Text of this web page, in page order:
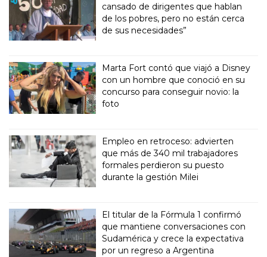
cansado de dirigentes que hablan
de los pobres, pero no están cerca
de sus necesidades”
Marta Fort contó que viajó a Disney
con un hombre que conoció en su
concurso para conseguir novio: la
foto
Empleo en retroceso: advierten
que más de 340 mil trabajadores
formales perdieron su puesto
durante la gestión Milei
El titular de la Fórmula 1 confirmó
que mantiene conversaciones con
Sudamérica y crece la expectativa
por un regreso a Argentina